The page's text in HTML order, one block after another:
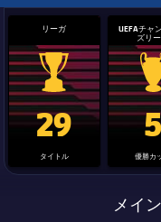
リーガ
La Liga trophy
29
タイトル
UEFAチャ
ズリ
優勝カ
メイ